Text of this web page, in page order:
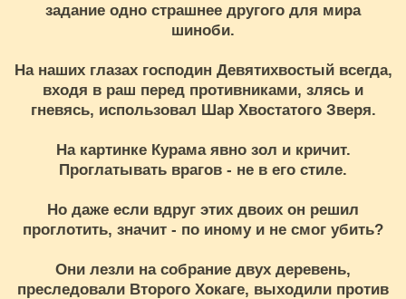
задание одно страшнее другого для мира
шиноби.
На наших глазах господин Девятихвостый всегда,
входя в раш перед противниками, злясь и
гневясь, использовал Шар Хвостатого Зверя.
На картинке Курама явно зол и кричит.
Проглатывать врагов - не в его стиле.
Но даже если вдруг этих двоих он решил
проглотить, значит - по иному и не смог убить?
Они лезли на собрание двух деревень,
преследовали Второго Хокаге, выходили против